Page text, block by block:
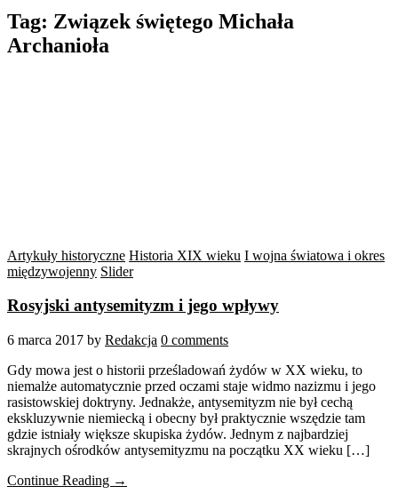
Tag: Związek świętego Michała
Archanioła
Artykuły historyczne Historia XIX wieku I wojna światowa i okres
międzywojenny Slider
Rosyjski antysemityzm i jego wpływy
6 marca 2017 by Redakcja 0 comments
Gdy mowa jest o historii prześladowań żydów w XX wieku, to
niemalże automatycznie przed oczami staje widmo nazizmu i jego
rasistowskiej doktryny. Jednakże, antysemityzm nie był cechą
ekskluzywnie niemiecką i obecny był praktycznie wszędzie tam
gdzie istniały większe skupiska żydów. Jednym z najbardziej
skrajnych ośrodków antysemityzmu na początku XX wieku […]
Continue Reading →